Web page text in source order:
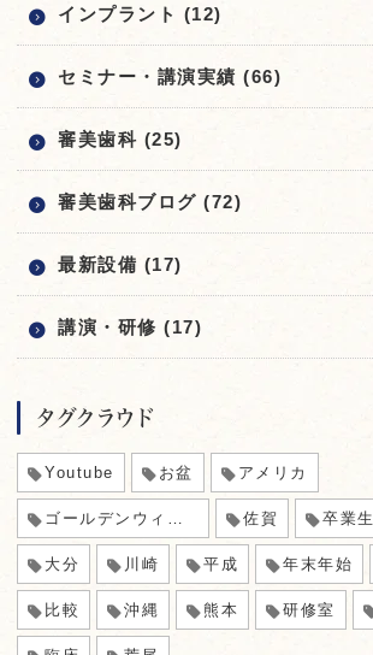
インプラント (12)
セミナー・講演実績 (66)
審美歯科 (25)
審美歯科ブログ (72)
最新設備 (17)
講演・研修 (17)
タグクラウド
Youtube お盆 アメリカ
ゴールデンウィーク 佐賀 卒業生
大分 川崎 平成 年末年始
比較 沖縄 熊本 研修室